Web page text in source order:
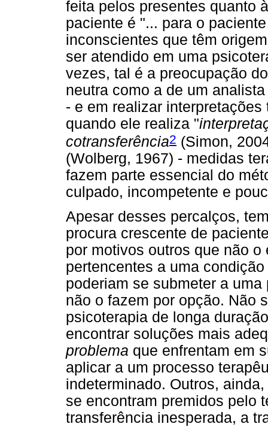
feita pelos presentes quanto
paciente é "... para o
inconscientes que têm
ser atendido em uma
vezes, tal é a preocupação
neutra como a de um
- e em realizar
quando ele realiza "
cotransferência2 (Simon,
(Wolberg, 1967) - medidas
fazem parte essencial do
culpado, incompetente e
Apesar desses percalços,
procura crescente de
por motivos outros que não
pertencentes a uma
poderiam se submeter a
não o fazem por opção. Não
psicoterapia de longa
encontrar soluções mais
problema que enfrentam em
aplicar a um processo
indeterminado. Outros,
se encontram premidos pelo
transferência inesperada, a